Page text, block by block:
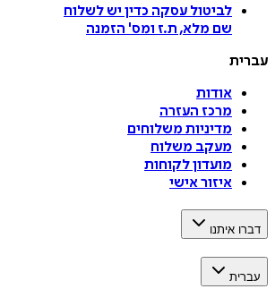
לביטול עסקה כדין יש לשלוח
שם מלא, ת.ז ומס' הזמנה
עברית
אודות
מרכז העזרה
מדיניות משלוחים
מעקב משלוח
מועדון לקוחות
איזור אישי
דברו איתנו
עברית